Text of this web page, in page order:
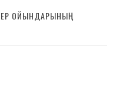
ОЙЫНДАРЫНЫҢ